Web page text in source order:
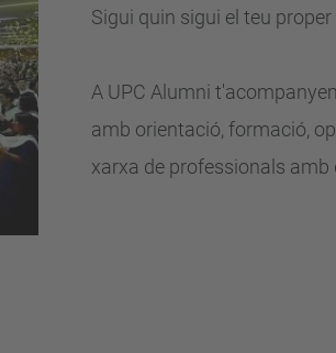
Sigui quin sigui el teu
A UPC Alumni
amb orientació, formació,
xarxa de professionals amb